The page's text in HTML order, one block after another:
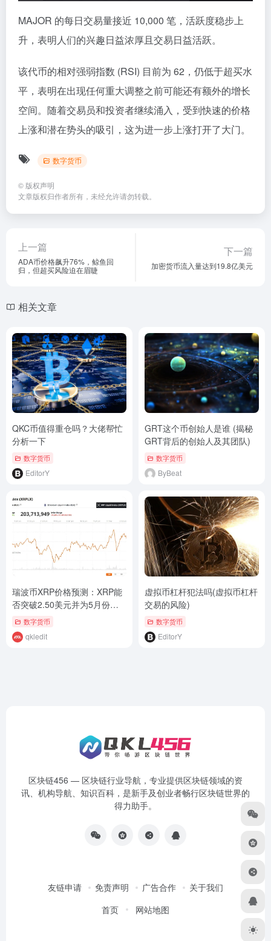
MAJOR 的每日交易量接近 10,000 笔，活跃度稳步上
升，表明人们的兴趣日益浓厚且交易日益活跃。
该代币的相对强弱指数 (RSI) 目前为 62，仍低于超买水
平，表明在出现任何重大调整之前可能还有额外的增长
空间。随着交易员和投资者继续涌入，受到快速的价格
上涨和潜在势头的吸引，这为进一步上涨打开了大门。
数字货币
© 版权声明
文章版权归作者所有，未经允许请勿转载。
上一篇
ADA币价格飙升76%，鲸鱼回
归，但超买风险迫在眉睫
下一篇
加密货币流入量达到19.8亿美元
相关文章
QKC币值得重仓吗？大佬帮忙
分析一下
数字货币
EditorY
GRT这个币创始人是谁 (揭秘
GRT背后的创始人及其团队)
数字货币
ByBeat
瑞波币XRP价格预测：XRP能
否突破2.50美元并为5月份重
新测试3美元奠定基础？
数字货币
qkledit
虚拟币杠杆犯法吗(虚拟币杠杆
交易的风险)
数字货币
EditorY
区块链456 — 区块链行业导航，专业提供区块链领域的资
讯、机构导航、知识百科，是新手及创业者畅行区块链世界的
得力助手。
友链申请 免责声明 广告合作
关于我们
首页
网站地图